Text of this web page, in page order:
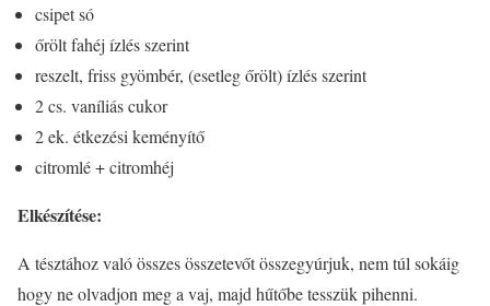
csipet só
őrölt fahéj ízlés szerint
reszelt, friss gyömbér, (esetleg őrölt) ízlés szerint
2 cs. vaníliás cukor
2 ek. étkezési keményítő
citromlé + citromhéj
Elkészítése:
A tésztához való összes összetevőt összegyúrjuk, nem túl sokáig
hogy ne olvadjon meg a vaj, majd hűtőbe tesszük pihenni.